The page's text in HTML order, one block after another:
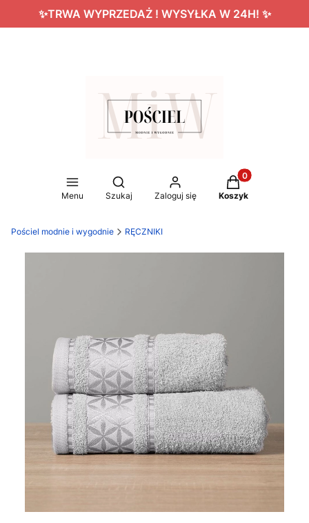
✨TRWA WYPRZEDAŻ ! WYSYŁKA W 24H! ✨
Menu
Otwórz wyszukiwarkę
Szukaj Zaloguj się
Produkty w
Koszyk
Pościel modnie i wygodnie RĘCZNIKI